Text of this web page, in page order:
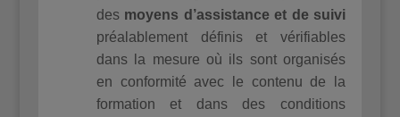
des moyens d’assistance et de suivi
préalablement définis et vérifiables
dans la mesure où ils sont organisés
en conformité avec le contenu de la
formation et dans des conditions